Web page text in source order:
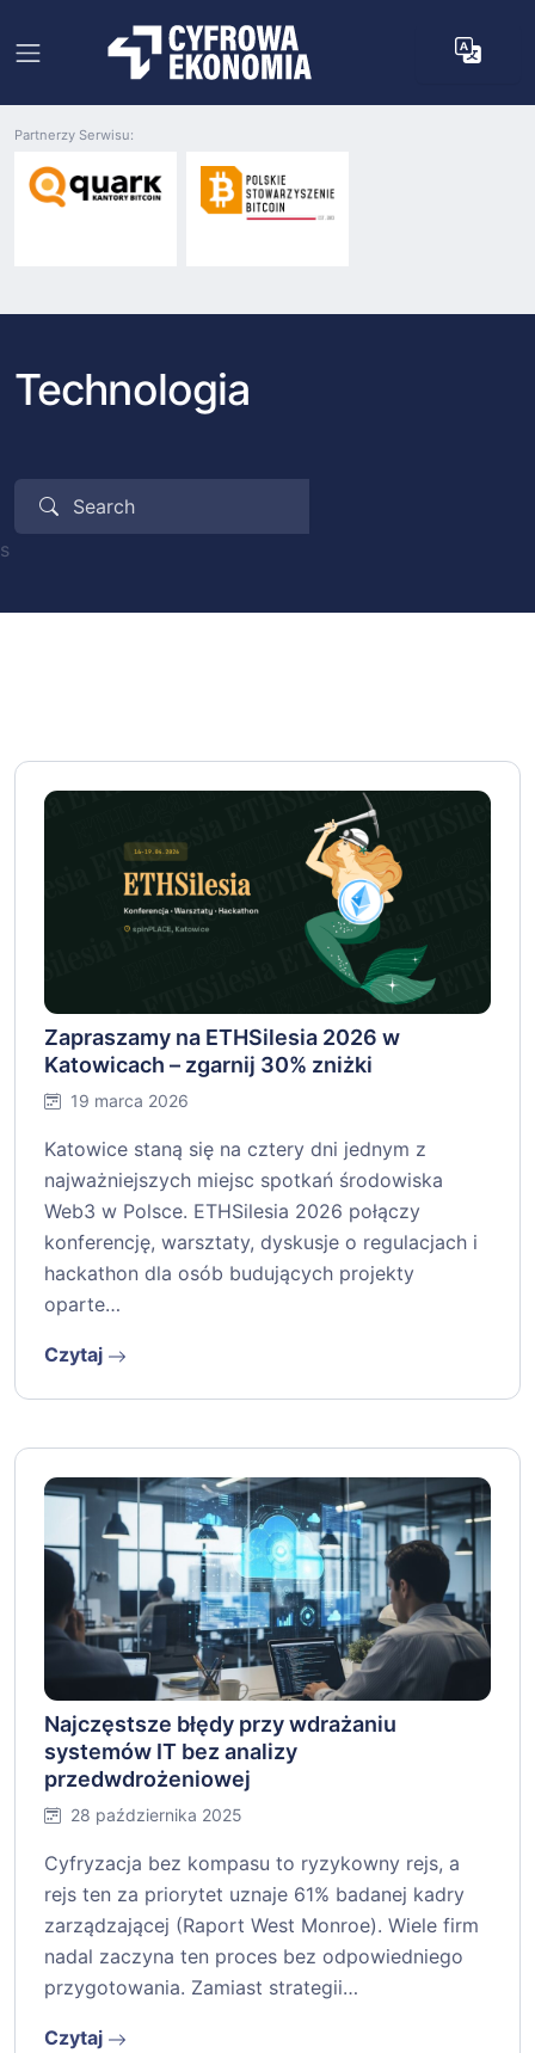
Partnerzy Serwisu:
Technologia
s
Zapraszamy na ETHSilesia 2026 w
Katowicach – zgarnij 30% zniżki
19 marca 2026
Katowice staną się na cztery dni jednym z
najważniejszych miejsc spotkań środowiska
Web3 w Polsce. ETHSilesia 2026 połączy
konferencję, warsztaty, dyskusje o regulacjach i
hackathon dla osób budujących projekty
oparte…
Czytaj
Najczęstsze błędy przy wdrażaniu
systemów IT bez analizy
przedwdrożeniowej
28 października 2025
Cyfryzacja bez kompasu to ryzykowny rejs, a
rejs ten za priorytet uznaje 61% badanej kadry
zarządzającej (Raport West Monroe). Wiele firm
nadal zaczyna ten proces bez odpowiedniego
przygotowania. Zamiast strategii…
Czytaj